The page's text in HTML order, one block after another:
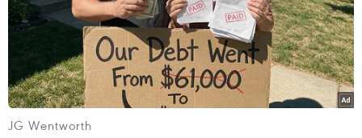
JG Wentworth